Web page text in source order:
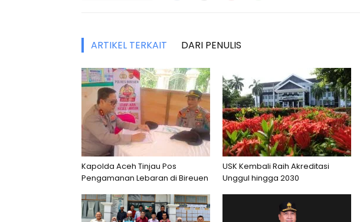
ARTIKEL TERKAIT DARI PENULIS
Kapolda Aceh Tinjau Pos
Pengamanan Lebaran di Bireuen
USK Kembali Raih Akreditasi
Unggul hingga 2030